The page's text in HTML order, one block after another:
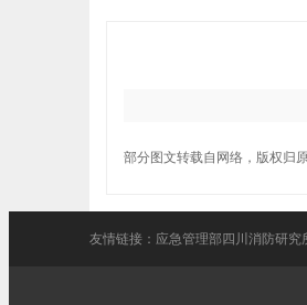
部分图文转载自网络，版权归
友情链接： 应急管理部四川消防研究